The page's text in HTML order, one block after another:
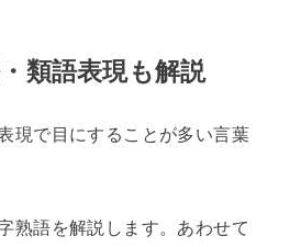
類語表現も解説
現で目にすることが多い言葉
熟語を解説します。あわせて